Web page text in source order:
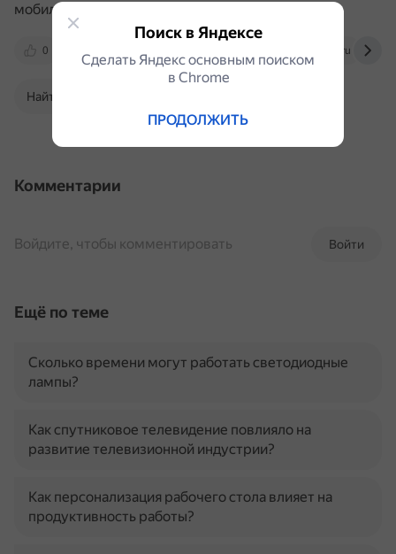
мобильных данных.
0 www.ariat-tech.ru
Найти в Поиске
Комментарии
Войти
Войдите, чтобы комментировать
Ещё по теме
Сколько времени могут работать светодиодные
лампы?
Как спутниковое телевидение повлияло на
развитие телевизионной индустрии?
Как персонализация рабочего стола влияет на
продуктивность работы?
Поиск в Яндексе
Сделать Яндекс основным поиском
в Сhrome
ПРОДОЛЖИТЬ